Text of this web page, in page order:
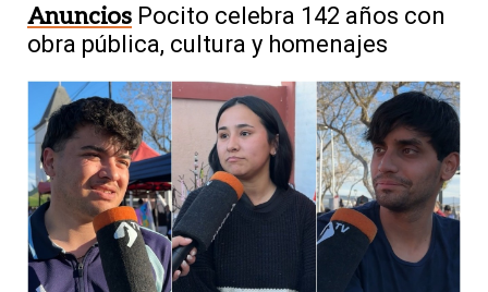
Anuncios Pocito celebra 142 años con
obra pública, cultura y homenajes